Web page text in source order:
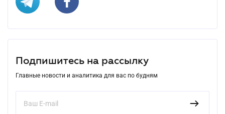
Подпишитесь на рассылку
Главные новости и аналитика для вас по будням